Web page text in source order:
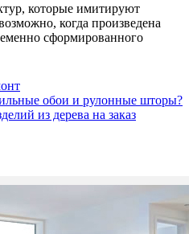
которые имитируют
когда произведена
сформированного
обои и рулонные шторы?
из дерева на заказ